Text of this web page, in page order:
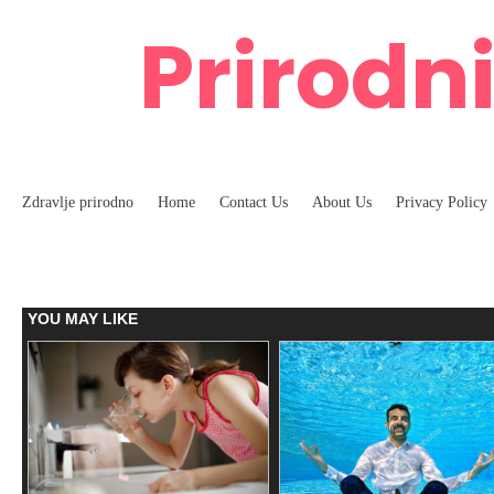
Zdravlje prirodno Home Contact Us About Us Privacy Policy